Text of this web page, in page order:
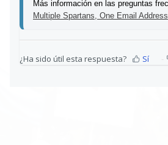
Multiple Spartans, One Email Address
¿Ha sido útil esta respuesta? Sí